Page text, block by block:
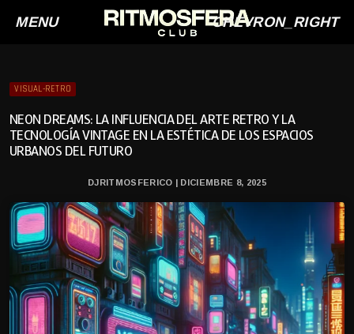
MENU CHEVRON_RIGHT
VISUAL-RETRO
NEON DREAMS: LA INFLUENCIA DEL ARTE RETRO Y LA
TECNOLOGÍA VINTAGE EN LA ESTÉTICA DE LOS ESPACIOS
URBANOS DEL FUTURO
DJRITMOSFERICO | DICIEMBRE 8, 2025